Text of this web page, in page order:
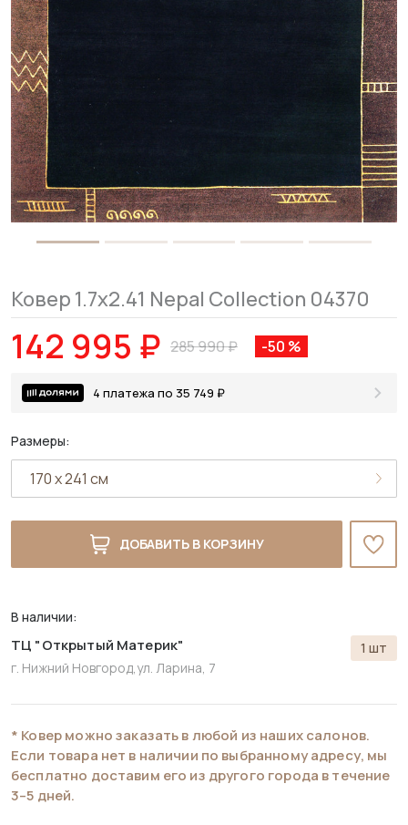
Ковер 1.7x2.41 Nepal Collection 04370
142 995 ₽ 285 990 ₽ -50 %
4 платежа по 35 749 ₽
Размеры:
ДОБАВИТЬ В КОРЗИНУ
В наличии:
ТЦ "Открытый Материк"
г. Нижний Новгород,ул. Ларина, 7
1 шт
* Ковер можно заказать в любой из наших салонов.
Если товара нет в наличии по выбранному адресу, мы
бесплатно доставим его из другого города в течение
3–5 дней.